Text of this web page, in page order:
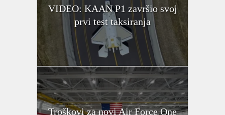
VIDEO: KAAN P1 završio svoj
prvi test taksiranja
Troškovi za novi Air Force One